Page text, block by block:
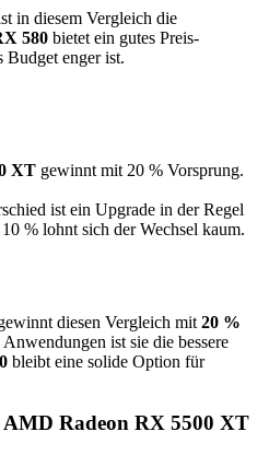
in diesem Vergleich die
580 bietet ein gutes Preis-
Budget enger ist.
XT gewinnt mit 20 % Vorsprung.
ist ein Upgrade in der Regel
% lohnt sich der Wechsel kaum.
diesen Vergleich mit 20 %
ist sie die bessere
bleibt eine solide Option für
Radeon RX 5500 XT